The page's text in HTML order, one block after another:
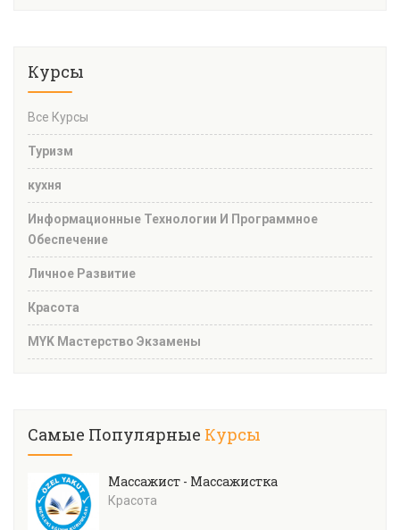
Курсы
Все Курсы
Туризм
кухня
Информационные Технологии И Программное
Обеспечение
Личное Развитие
Красота
MYK Мастерство Экзамены
Самые Популярные Курсы
Массажист - Массажистка
Красота